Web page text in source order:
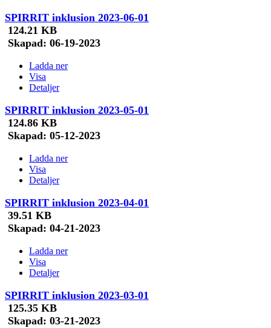
SPIRRIT inklusion 2023-06-01
124.21 KB
Skapad: 06-19-2023
Ladda ner
Visa
Detaljer
SPIRRIT inklusion 2023-05-01
124.86 KB
Skapad: 05-12-2023
Ladda ner
Visa
Detaljer
SPIRRIT inklusion 2023-04-01
39.51 KB
Skapad: 04-21-2023
Ladda ner
Visa
Detaljer
SPIRRIT inklusion 2023-03-01
125.35 KB
Skapad: 03-21-2023